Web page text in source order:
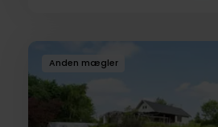
Anden mægler